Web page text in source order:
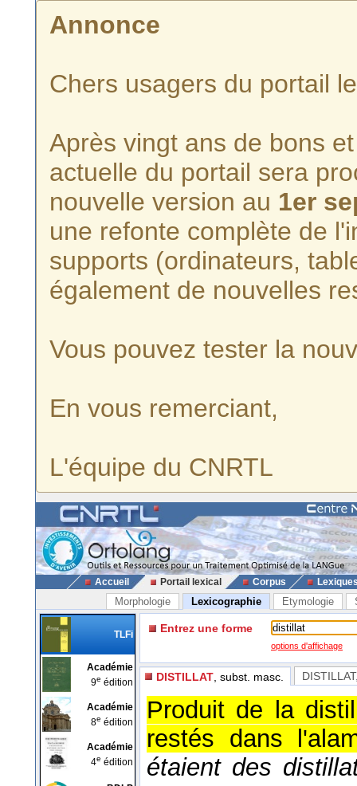
Annonce
Chers usagers du portail
Après vingt ans de bons
actuelle du portail sera
nouvelle version au 1er
une refonte complète de
supports (ordinateurs,
également de nouvelles
Vous pouvez tester la
En vous remerciant,
L'équipe du CNRTL
Accueil Portail lexical Corpus
Morphologie Lexicographie Etymologie
TLFi
Académie
9e édition
Académie
8e édition
Académie
4e édition
Entrez une forme
options d'affichage
DISTILLAT , subst. masc. DISTILLAT
Produit de la
restés dans
étaient des